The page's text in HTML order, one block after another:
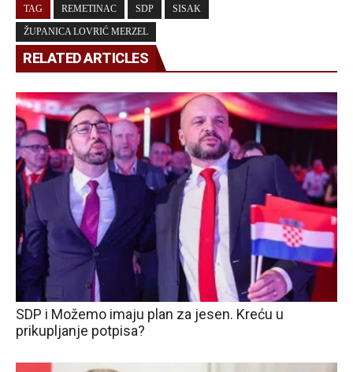
TAG REMETINAC SDP SISAK
ŽUPANICA LOVRIĆ MERZEL
RELATED ARTICLES
SDP i Možemo imaju plan za jesen. Kreću u
prikupljanje potpisa?